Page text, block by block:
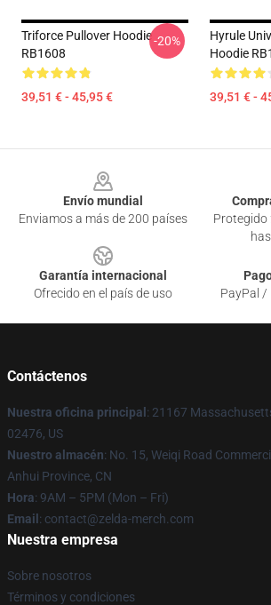
Triforce Pullover Hoodie
RB1608
39,51 € - 45,95 €
-20%
Hyrule
Hoodie
39,51 € -
Envío mundial
Enviamos a más de 200 países
Protegido
Garantía internacional
Ofrecido en el país de uso
PayPal /
Contáctenos
Nuestra oficina principal : 21167
02476, US
Nuestro almacén: No. 15, Weiqi Road
Anhui Province, CN
Hora: 9AM – 5PM (Mon – Fri)
Email : contact@zelda-merch.com
Nuestra empresa
Sobre nosotros
Términos y condiciones